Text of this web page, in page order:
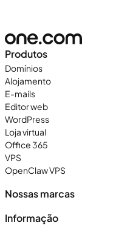
Produtos
Domínios
Alojamento
E-mails
Editor web
WordPress
Loja virtual
Office 365
VPS
OpenClaw VPS
Nossas marcas
Informação